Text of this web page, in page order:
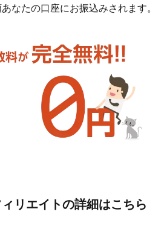
なたの口座にお振込みされます。
リエイトの詳細はこちら